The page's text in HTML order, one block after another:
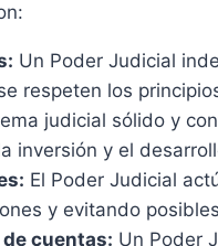
Un Poder Judicial
respeten los
judicial sólido y
inversión y el
El Poder Judicial
y evitando
cuentas: Un Poder